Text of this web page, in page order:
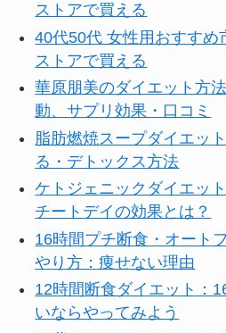
ストアで買える
40代50代 女性用おすすめ
ストアで買える
華原朋美のダイエット方
動、サプリ効果・口コミ
脂肪燃焼スープダイエッ
る・デトックス方法
ケトジェニックダイエッ
チートデイの効果とは？
16時間プチ断食・オート
やり方：痩せない理由
12時間断食ダイエット：
いならやってみよう